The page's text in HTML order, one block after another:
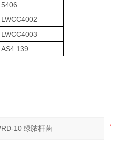
5406
LWCC4002
LWCC4003
AS4.139